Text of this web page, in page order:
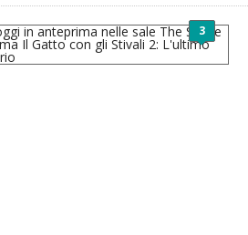
3